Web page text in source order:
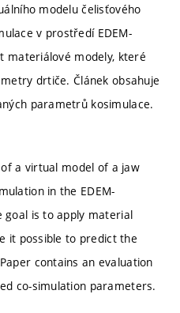
modelu čelisťového
v prostředí EDEM-
materiálové modely, které
drtiče. Článek obsahuje
parametrů kosimulace.
a virtual model of a jaw
in the EDEM-
goal is to apply material
it possible to predict the
contains an evaluation
co-simulation parameters.